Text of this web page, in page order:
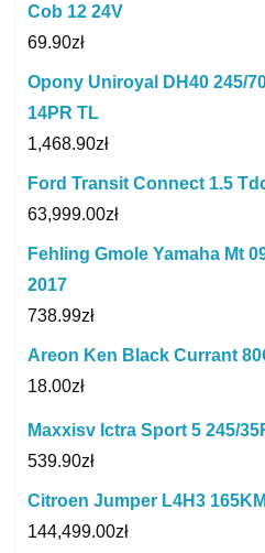
Cob 12 24V
69.90zł
Opony Uniroyal DH40 245/
14PR TL
1,468.90zł
Ford Transit Connect 1.5
63,999.00zł
Fehling Gmole Yamaha Mt
2017
738.99zł
Areon Ken Black Currant
18.00zł
Maxxisv Ictra Sport 5 245/
539.90zł
Citroen Jumper L4H3
144,499.00zł